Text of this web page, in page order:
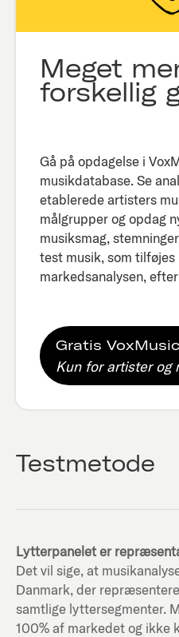
Meget
forskellig
Gå på opdagelse i
musikdatabase. Se
etablerede artisters
målgrupper og opdag
musiksmag,
test musik, som tilføjes
markedsanalysen,
Gratis
Kun for artister og
Testmetode
Lytterpanelet er
Det vil sige, at
Danmark, der
samtlige lyttersegmenter.
100% af markedet og ikke